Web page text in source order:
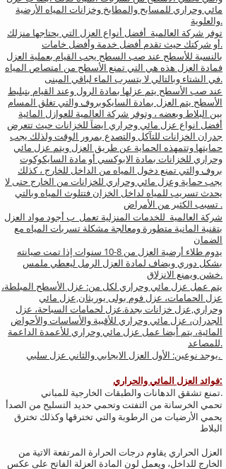
مائي وحراري للمسابح والمطابخ وخزانات المياه الأرضية
والعلوية.
توفر شركة العالمية أفضل أنواع العزل التي يحتاجها منزلك
أو شركتك حيث تقدم أفضل خدمة وأفضل خامات.
بالنسبة للأسطح عند صب السطح يجب القيام بعملية العزل
فمادة العزل هذه هي التي تمنع الأسطح من امتصاص المياه
في الشتاء وبالتالي لا يتسرب الماء لباقي المبنى.
عند صب الأسطح يتم عزلها بمادة الرول وعند القيام بتبليط
الأسطح يتم العزل بمادة السايكوبروف والتي تغلق المسام
بين البلاط وبعضه ، وتوفر شركة العالمية للعوازل المائية
أفضل انواع عزل مائي وحراري ايضآ للخزانات حيث تتعرض
جدران الخزانات للتآكل والتصدع بمرور الوقت ولذلك يجب
حمايتها وتتمهذه الحماية عن طريق العزل ويتم عزل مائي
وحراري للخزانات بمادة الابوكسي أو مادة السايكوكوت
بروف والتي تمنع دخول المياه من الداخل للخارج ، كذلك
يجب حماية وعزل مائي وحراري للخزانات من الخارج حتى لا
يحدث تسريب للمياه لداخل الخزان فتتلوث المياه وبالتي
تسبب الكثير من الأمراض .
شركة العالمية للخدمات المنزلية تعمل ب أجود مواد العزل
بتقنية المانية متطورة ومعالجة مشكلة تسربات المياه مع
الضمان
يدوم طلاء أرضية العزل من 8-10 سنوات إذا تمت صيانته
بشكل دوري ويضاف لمادة العزل الرمل ليعطي ملمس
خشن ويمنع الانزلاق.
يتم عمل عزل مائي وحراري لكل من: عزل الأسطح المبلطة،
عزل الحمامات، عزل فوم بولى يوريثان,عزل مائي
وحراري,عزل خزانات بجدة.عزل لحمامات السباحة، عزل
الجدران، عزل مائي وحراري للأقبية والأساسات والأحواض
المائية، يتم أيضا عمل عزل مائي وحراري للأعمدة الداعمة
للمصاعد.
يوجد نوعين: الأول العزل الايجابي والثاني عزل سلبي.
فوائد العزل المائي والحراري:
تمنع تشقق الدهانات والطبقات الخارجية للمباني.
تحمي الخرسانة من التفتت وتحمي حديد التسليح من الصدأ
يحمي الأرضيات من الرطوبة والتي تخترقها وكذلك تخترق
البلاط
العزل الحراري يقاوم درجات الحرارة المرتفعة الاتية من
الخارج للداخل، ويعمل لون المادة العزلة الفاتح على عكس